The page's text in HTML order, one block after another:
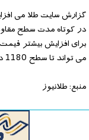
گزارش سایت طلا می
برای افزایش بیشتر
می تواند تا سطح 1180 دلاری کاهش یابد.
منبع: طلانیوز